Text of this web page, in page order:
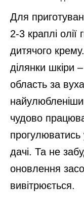
Для
2-3 краплі
дитячого
ділянки шкіри
область за
чудово
прогулюватись
дачі. Та не
оновлення
вивітрюється.